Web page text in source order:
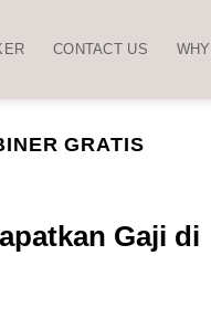
CONTACT US
GRATIS
Gaji di